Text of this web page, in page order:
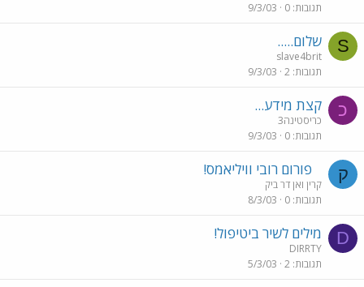
תגובות 0
9/3/03
S שלום.....
slave4brit
תגובות 2
9/3/03
כ קצת מידע...
כריסטינה3
תגובות 0
9/3/03
ק פורום רובי וויליאמס!
קרין ואן דר ביק
תגובות 0
8/3/03
D מילים לשיר ביטיפול!
DIRRTY
תגובות 2
5/3/03